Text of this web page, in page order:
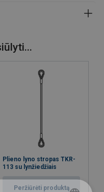
Plieno lyno stropas TKR-
113 su lynžiedžiais
Peržiūrėti produktą